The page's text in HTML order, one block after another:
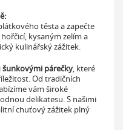
těsta a zapečte
kysaným zelím a
kulinářský zážitek.
šunkovými párečky, které
Od tradičních
vám široké
delikatesu. S našimi
chuťový zážitek plný